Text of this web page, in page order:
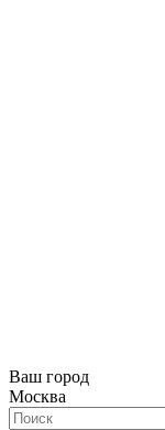
Ваш город
Москва